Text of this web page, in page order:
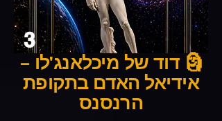
3
🗿 דוד של מיכלאנג'לו –
אידיאל האדם בתקופת
הרנסנס